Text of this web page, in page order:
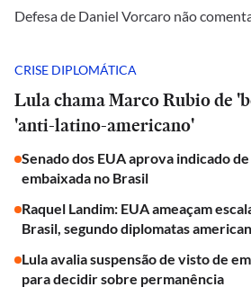
Defesa de Daniel Vorcaro não
CRISE DIPLOMÁTICA
Lula chama Marco Rubio de
'anti-latino-americano'
Senado dos EUA aprova indicado
embaixada no Brasil
Raquel Landim: EUA ameaçam
Brasil, segundo diplomatas
Lula avalia suspensão de visto de
para decidir sobre permanência